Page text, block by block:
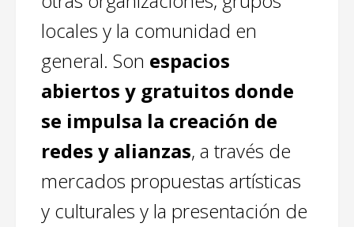
locales y la comunidad en
general. Son espacios
abiertos y gratuitos donde
se impulsa la creación de
redes y alianzas, a través de
mercados propuestas artísticas
y culturales y la presentación de